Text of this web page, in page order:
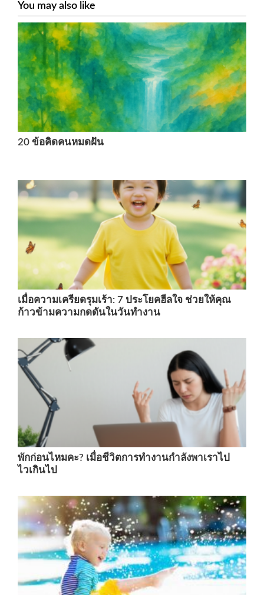
You may also like
20 ข้อคิดคนหมดฝัน
เมื่อความเครียดรุมเร้า: 7 ประโยคฮีลใจ ช่วยให้คุณ
ก้าวข้ามความกดดันในวันทำงาน
พักก่อนไหมคะ? เมื่อชีวิตการทำงานกำลังพาเราไป
ไวเกินไป